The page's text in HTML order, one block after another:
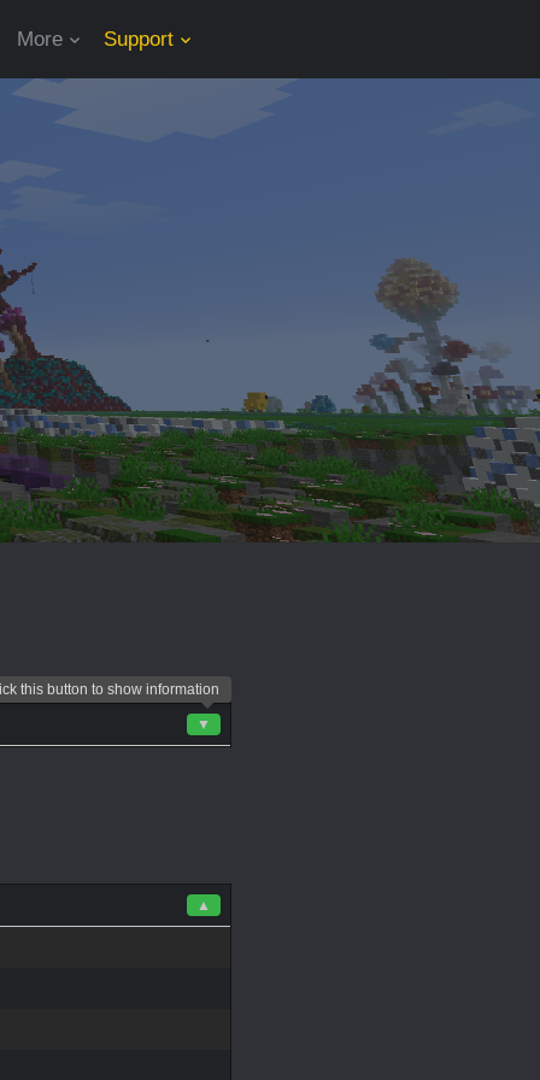
More Support
this button to show information
▼
▲